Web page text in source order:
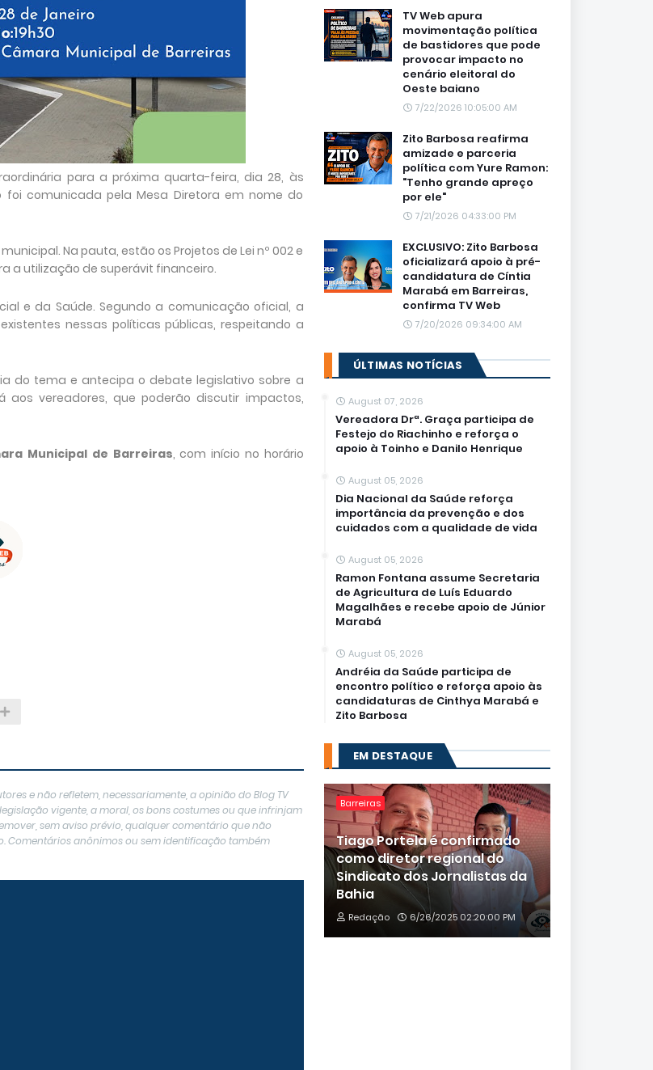
para a próxima quarta-feira, dia 28, às
foi comunicada pela Mesa Diretora em nome do
Na pauta, estão os Projetos de Lei nº 002 e
a utilização de superávit financeiro.
e da Saúde. Segundo a comunicação oficial, a
nessas políticas públicas, respeitando a
do tema e antecipa o debate legislativo sobre a
aos vereadores, que poderão discutir impactos,
Municipal de Barreiras, com início no horário
e não refletem, necessariamente, a opinião do Blog TV
vigente, a moral, os bons costumes ou que infrinjam
sem aviso prévio, qualquer comentário que não
Comentários anônimos ou sem identificação também
TV Web apura
movimentação política
de bastidores que pode
provocar impacto no
cenário eleitoral do
Oeste baiano
7/22/2026 10:05:00 AM
Zito Barbosa reafirma
amizade e parceria
política com Yure Ramon:
"Tenho grande apreço
por ele"
7/21/2026 04:33:00 PM
EXCLUSIVO: Zito Barbosa
oficializará apoio à pré-
candidatura de Cíntia
Marabá em Barreiras,
confirma TV Web
7/20/2026 09:34:00 AM
ÚLTIMAS NOTÍCIAS
August 07, 2026
Vereadora Drª. Graça participa de
Festejo do Riachinho e reforça o
apoio à Toinho e Danilo Henrique
August 05, 2026
Dia Nacional da Saúde reforça
importância da prevenção e dos
cuidados com a qualidade de vida
August 05, 2026
Ramon Fontana assume Secretaria
de Agricultura de Luís Eduardo
Magalhães e recebe apoio de Júnior
Marabá
August 05, 2026
Andréia da Saúde participa de
encontro político e reforça apoio às
candidaturas de Cinthya Marabá e
Zito Barbosa
EM DESTAQUE
Barreiras
Tiago Portela é confirmado
como diretor regional do
Sindicato dos Jornalistas da
Bahia
Redação 6/26/2025 02:20:00 PM